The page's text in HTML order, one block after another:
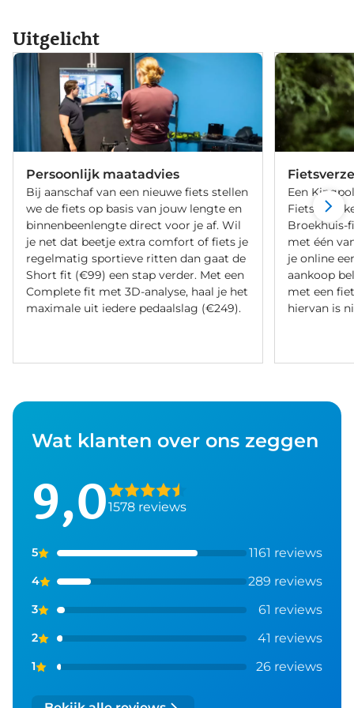
Uitgelicht
Persoonlijk maatadvies
Bij aanschaf van een nieuwe fiets stellen
we de fiets op basis van jouw lengte en
binnenbeenlengte direct voor je af. Wil
je net dat beetje extra comfort of fiets je
regelmatig sportieve ritten dan gaat de
Short fit (€99) een stap verder. Met een
Complete fit met 3D-analyse, haal je het
maximale uit iedere pedaalslag (€249).
Een
Broekhuis-
met één
je online
aankoop
met een
hiervan is
Wat klanten over ons zeggen
9,01578 reviews
5 1161 reviews
4 289 reviews
3 61 reviews
2 41 reviews
1 26 reviews